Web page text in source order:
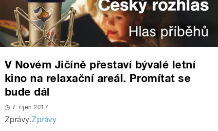
V Novém Jičíně přestaví bývalé letní
kino na relaxační areál. Promítat se
bude dál
7. říjen 2017
Zprávy,Zprávy